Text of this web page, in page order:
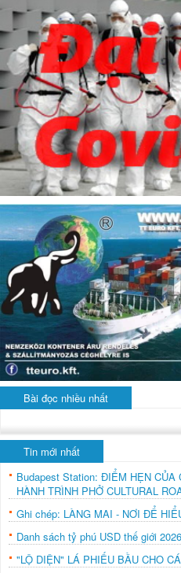
Bài đọc nhiều nhất
Tin mới nhất
Budapest Station: ĐIỂM HẸN
HÀNH TRÌNH PHỞ CULTURAL
Ghi chép: LÀNG MAI - NƠI ĐỂ
Danh sách tỷ phú USD thế giới
"LỘ DIỆN" LÁ PHIẾU BẦU CHO